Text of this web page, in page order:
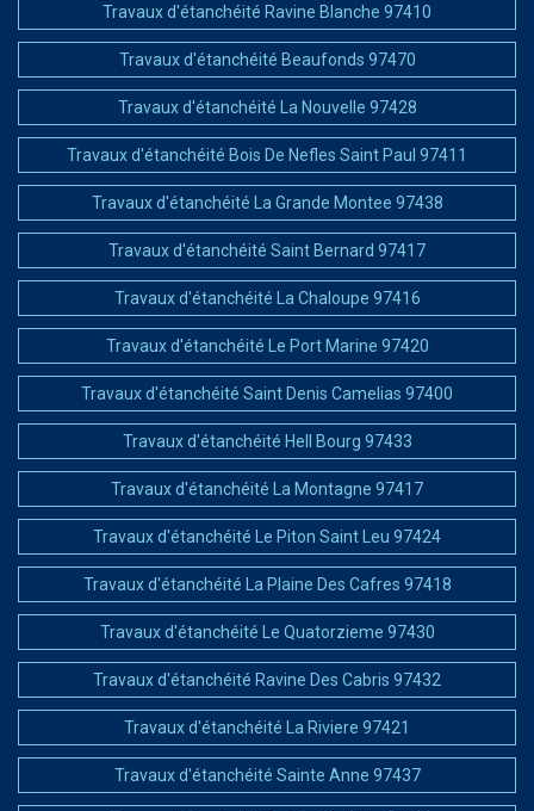
Travaux d'étanchéité Ravine Blanche 97410
Travaux d'étanchéité Beaufonds 97470
Travaux d'étanchéité La Nouvelle 97428
Travaux d'étanchéité Bois De Nefles Saint Paul 97411
Travaux d'étanchéité La Grande Montee 97438
Travaux d'étanchéité Saint Bernard 97417
Travaux d'étanchéité La Chaloupe 97416
Travaux d'étanchéité Le Port Marine 97420
Travaux d'étanchéité Saint Denis Camelias 97400
Travaux d'étanchéité Hell Bourg 97433
Travaux d'étanchéité La Montagne 97417
Travaux d'étanchéité Le Piton Saint Leu 97424
Travaux d'étanchéité La Plaine Des Cafres 97418
Travaux d'étanchéité Le Quatorzieme 97430
Travaux d'étanchéité Ravine Des Cabris 97432
Travaux d'étanchéité La Riviere 97421
Travaux d'étanchéité Sainte Anne 97437